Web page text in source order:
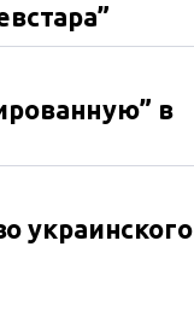
в
украинского